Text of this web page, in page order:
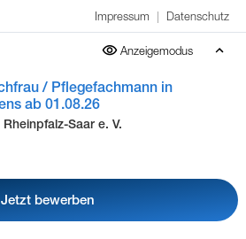
Impressum | Datenschutz
Anzeigemodus
/ Pflegefachmann in
ab 01.08.26
Saar e. V.
Jetzt bewerben